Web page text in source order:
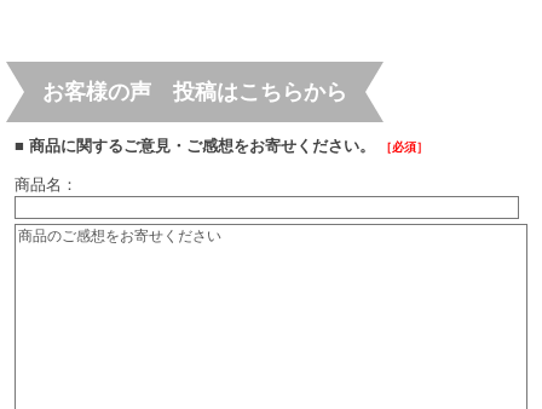
お客様の声 投稿はこちらから